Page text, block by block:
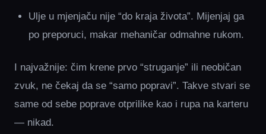
Ulje u mjenjaču nije “do kraja života”. Mijenjaj ga
po preporuci, makar mehaničar odmahne rukom.
I najvažnije: čim krene prvo “struganje” ili neobičan
zvuk, ne čekaj da se “samo popravi”. Takve stvari se
same od sebe poprave otprilike kao i rupa na karteru
— nikad.